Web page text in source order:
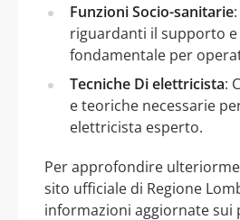
Funzioni Socio-sanitarie
riguardanti il supporto e
fondamentale per
Tecniche Di elettricista:
e teoriche necessarie
elettricista esperto.
Per approfondire
sito ufficiale di Regione
informazioni aggiornate sui